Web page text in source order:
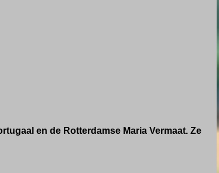
en de Rotterdamse Maria Vermaat. Ze